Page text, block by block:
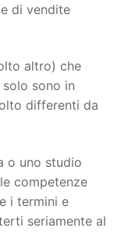
di vendite
altro) che
sono in
differenti da
o uno studio
competenze
i termini e
seriamente al